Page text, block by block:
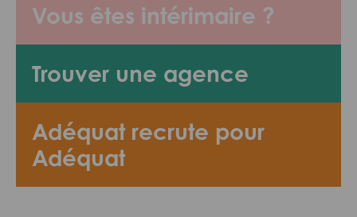
Vous êtes intérimaire ?
Trouver une agence
Adéquat recrute pour
Adéquat